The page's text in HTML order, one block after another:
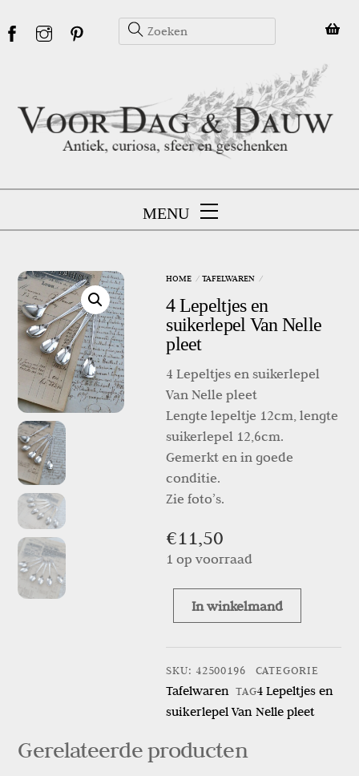
to
MENU
HOME TAFELWAREN
4 Lepeltjes en
suikerlepel Van Nelle
pleet
4 Lepeltjes en suikerlepel
Van Nelle pleet
Lengte lepeltje 12cm, lengte
suikerlepel 12,6cm.
Gemerkt en in goede
conditie.
Zie foto’s.
€11,50
1 op voorraad
suikerlepel
Van
Nelle
pleet
aantal
In winkelmand
SKU: 42500196 CATEGORIE
Tafelwaren TAG4 Lepeltjes en
suikerlepel Van Nelle pleet
Gerelateerde producten